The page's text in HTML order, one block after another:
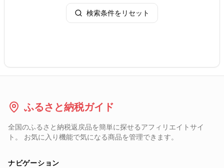
検索条件をリセット
ふるさと納税ガイド
全国のふるさと納税返戻品を簡単に探せるアフィリエイトサイ
ト。 お気に入り機能で気になる商品を管理できます。
ナビゲーション